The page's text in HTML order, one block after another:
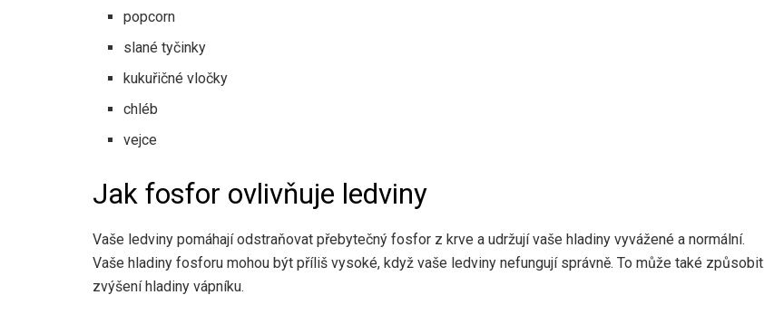
popcorn
slané tyčinky
kukuřičné vločky
chléb
vejce
Jak fosfor ovlivňuje ledviny
Vaše ledviny pomáhají odstraňovat přebytečný fosfor z krve a udržují vaše hladiny vyvážené a normální.
Vaše hladiny fosforu mohou být příliš vysoké, když vaše ledviny nefungují správně. To může také způsobit
zvýšení hladiny vápníku.